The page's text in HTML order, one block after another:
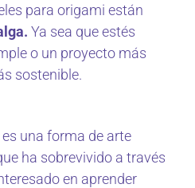
para origami están
Ya sea que estés
o un proyecto más
sostenible.
una forma de arte
ha sobrevivido a través
en aprender